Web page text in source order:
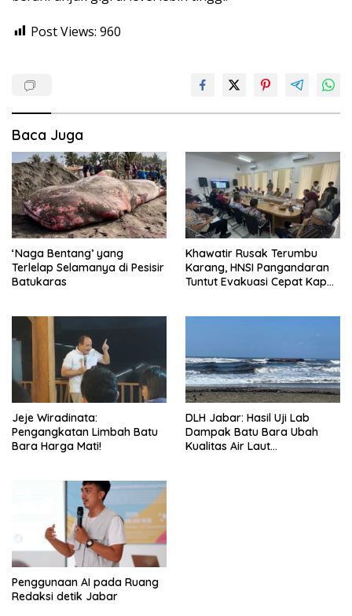
Post Views: 960
Baca Juga
‘Naga Bentang’ yang
Terlelap Selamanya di Pesisir
Batukaras
Khawatir Rusak Terumbu
Karang, HNSI Pangandaran
Tuntut Evakuasi Cepat Kapal
Jeje Wiradinata:
Pengangkatan Limbah Batu
Bara Harga Mati!
DLH Jabar: Hasil Uji Lab
Dampak Batu Bara Ubah
Kualitas Air Laut
Penggunaan AI pada Ruang
Redaksi detik Jabar